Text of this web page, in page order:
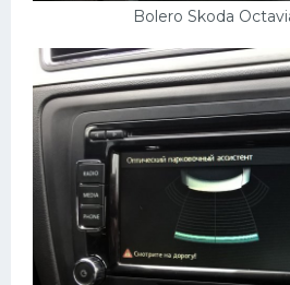
Bolero Skoda